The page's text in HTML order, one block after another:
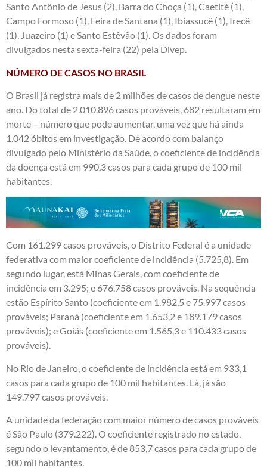
Santo Antônio de Jesus (2), Barra do Choça (1), Caetité (1),
Campo Formoso (1), Feira de Santana (1), Ibiassucê (1), Irecê
(1), Juazeiro (1) e Santo Estêvão (1). Os dados foram
divulgados nesta sexta-feira (22) pela Divep.
NÚMERO DE CASOS NO BRASIL
O Brasil já registra mais de 2 milhões de casos de dengue neste
ano. Do total de 2.010.896 casos prováveis, 682 resultaram em
morte – número que pode aumentar, uma vez que há ainda
1.042 óbitos em investigação. De acordo com balanço
divulgado pelo Ministério da Saúde, o coeficiente de incidência
da doença está em 990,3 casos para cada grupo de 100 mil
habitantes.
Com 161.299 casos prováveis, o Distrito Federal é a unidade
federativa com maior coeficiente de incidência (5.725,8). Em
segundo lugar, está Minas Gerais, com coeficiente de
incidência em 3.295; e 676.758 casos prováveis. Na sequência
estão Espírito Santo (coeficiente em 1.982,5 e 75.997 casos
prováveis; Paraná (coeficiente em 1.653,2 e 189.179 casos
prováveis); e Goiás (coeficiente em 1.565,3 e 110.433 casos
prováveis).
No Rio de Janeiro, o coeficiente de incidência está em 933,1
casos para cada grupo de 100 mil habitantes. Lá, já são
149.797 casos prováveis.
A unidade da federação com maior número de casos prováveis
é São Paulo (379.222). O coeficiente registrado no estado,
segundo o levantamento, é de 853,7 casos para cada grupo de
100 mil habitantes.